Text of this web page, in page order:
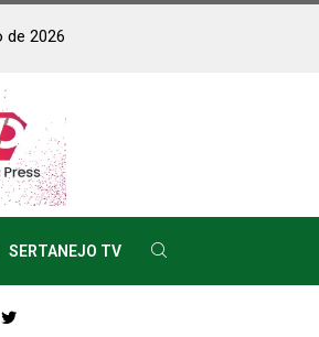
de 2026
SERTANEJO TV